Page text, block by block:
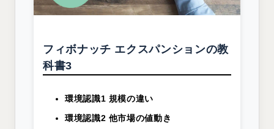
フィボナッチ エクスパンションの教
科書3
環境認識1 規模の違い
環境認識2 他市場の値動き